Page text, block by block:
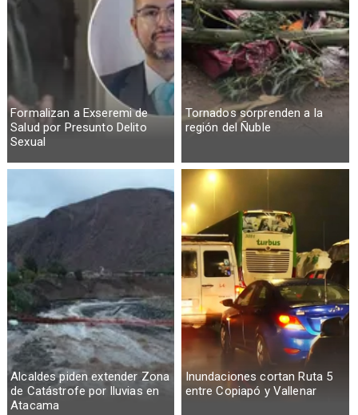
Formalizan a Exseremi de
Salud por Presunto Delito
Sexual
Tornados sorprenden a la
región del Ñuble
Alcaldes piden extender Zona
de Catástrofe por lluvias en
Atacama
Inundaciones cortan Ruta 5
entre Copiapó y Vallenar